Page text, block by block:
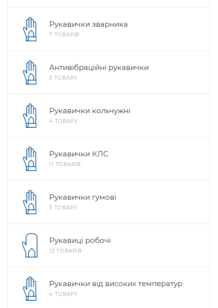
Рукавички зварника
7 ТОВАРІВ
Антивібраційні рукавички
3 ТОВАРУ
Рукавички кольчужні
4 ТОВАРУ
Рукавички КЛС
11 ТОВАРІВ
Рукавички гумові
3 ТОВАРУ
Рукавиці робочі
12 ТОВАРІВ
Рукавички від високих температур
4 ТОВАРУ